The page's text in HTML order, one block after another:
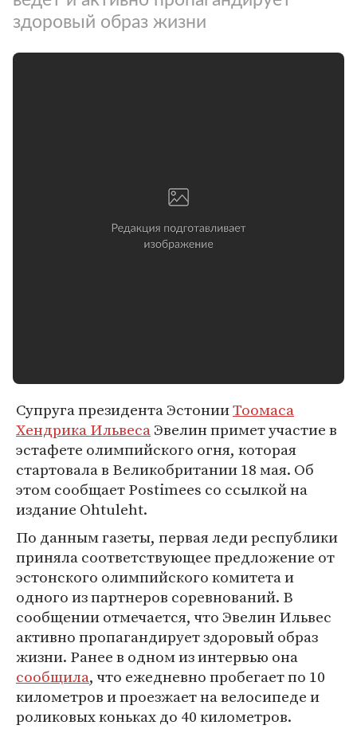
здоровый образ жизни
Супруга президента ЭстонииТоомаса
Хендрика ИльвесаЭвелин примет участие в
эстафете олимпийского огня, которая
стартовала в Великобритании 18 мая. Об
этом сообщает Postimees со ссылкой на
издание Ohtuleht.
По данным газеты, первая леди республики
приняла соответствующее предложение от
эстонского олимпийского комитета и
одного из партнеров соревнований. В
сообщении отмечается, что Эвелин Ильвес
активно пропагандирует здоровый образ
жизни. Ранее в одном из интервью она
сообщила, что ежедневно пробегает по 10
километров и проезжает на велосипеде и
роликовых коньках до 40 километров.